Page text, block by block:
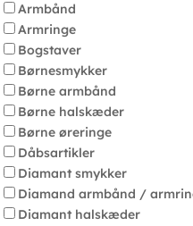
Armbånd
Armringe
Bogstaver
Børnesmykker
Børne armbånd
Børne halskæder
Børne øreringe
Dåbsartikler
Diamant smykker
Diamand armbånd /
Diamant halskæder